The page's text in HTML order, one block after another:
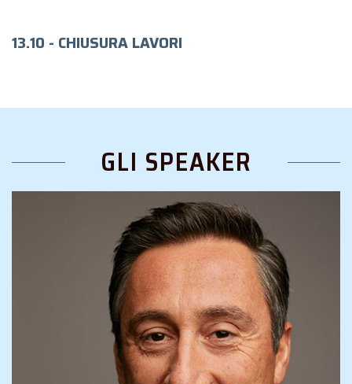
13.10 - CHIUSURA LAVORI
GLI SPEAKER